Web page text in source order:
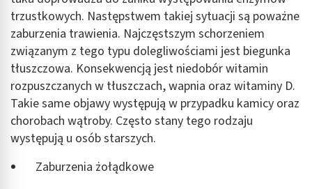
trzustkowych. Następstwem takiej sytuacji są poważne
zaburzenia trawienia. Najczęstszym schorzeniem
związanym z tego typu dolegliwościami jest biegunka
tłuszczowa. Konsekwencją jest niedobór witamin
rozpuszczanych w tłuszczach, wapnia oraz witaminy D.
Takie same objawy występują w przypadku kamicy oraz
chorobach wątroby. Często stany tego rodzaju
występują u osób starszych.
Zaburzenia żołądkowe